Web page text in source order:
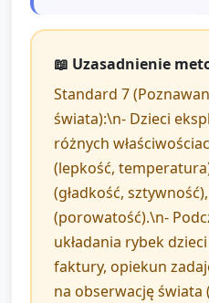
📖 Uzasadnienie
Standard 7
świata):\n- Dzieci
różnych
(lepkość,
(gładkość,
(porowatość).\n-
układania rybek
faktury, opiekun
na obserwację